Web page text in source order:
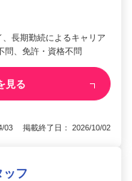
長期勤続によるキャリア
、免許・資格不問
見る
03 掲載終了日： 2026/10/02
ッフ